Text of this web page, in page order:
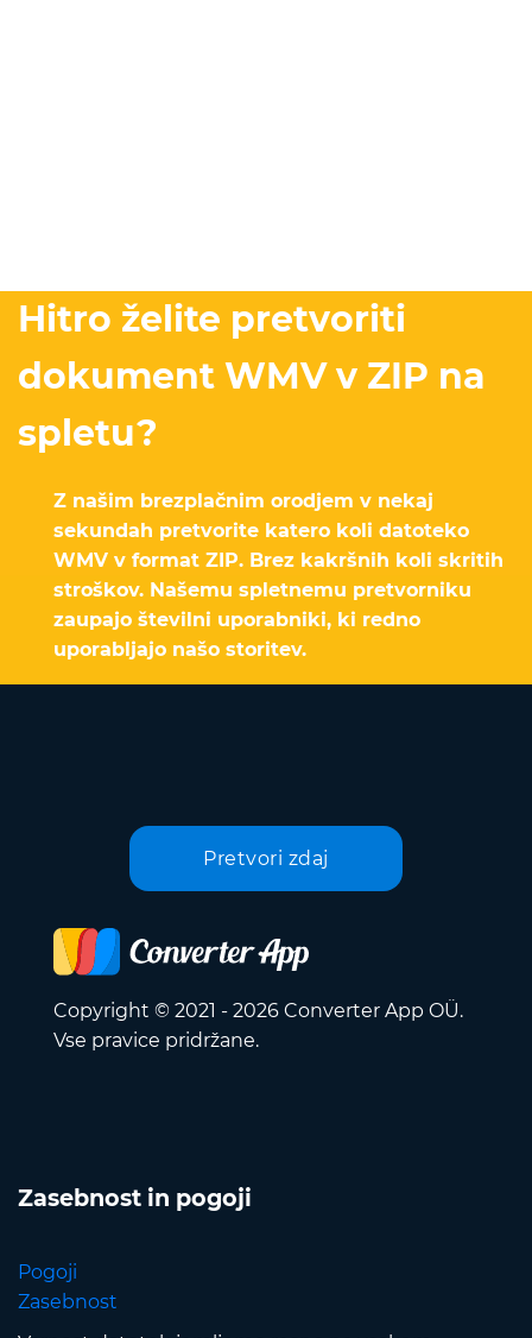
Hitro želite pretvoriti
dokument WMV v ZIP na
spletu?
Z našim brezplačnim orodjem v nekaj
sekundah pretvorite katero koli datoteko
WMV v format ZIP. Brez kakršnih koli skritih
stroškov. Našemu spletnemu pretvorniku
zaupajo številni uporabniki, ki redno
uporabljajo našo storitev.
Pretvori zdaj
Copyright © 2021 - 2026 Converter App OÜ.
Vse pravice pridržane.
Zasebnost in pogoji
Pogoji
Zasebnost